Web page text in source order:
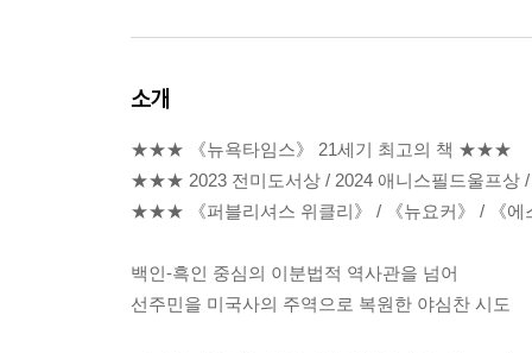
소개
★★★ 《뉴욕타임스》 21세기 최고의 책 ★★★
★★★ 2023 전미도서상 / 2024 애니스필드울프
★★★ 《퍼블리셔스 위클리》 / 《뉴요커》 / 《
백인-흑인 중심의 이분법적 역사관을 넘어
선주민을 미국사의 주역으로 복원한 야심찬 시도